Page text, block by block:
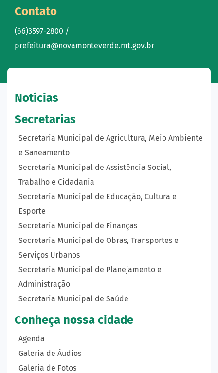
Contato
(66)3597-2800 /
prefeitura@novamonteverde.mt.gov.br
Notícias
Secretarias
Secretaria Municipal de Agricultura, Meio Ambiente
e Saneamento
Secretaria Municipal de Assistência Social,
Trabalho e Cidadania
Secretaria Municipal de Educação, Cultura e
Esporte
Secretaria Municipal de Finanças
Secretaria Municipal de Obras, Transportes e
Serviços Urbanos
Secretaria Municipal de Planejamento e
Administração
Secretaria Municipal de Saúde
Conheça nossa cidade
Agenda
Galeria de Áudios
Galeria de Fotos